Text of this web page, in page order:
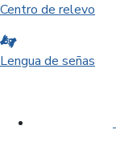
Centro de relevo
Lengua de señas